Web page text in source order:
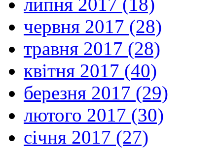
червня 2017 (28)
травня 2017 (28)
квітня 2017 (40)
березня 2017 (29)
лютого 2017 (30)
січня 2017 (27)